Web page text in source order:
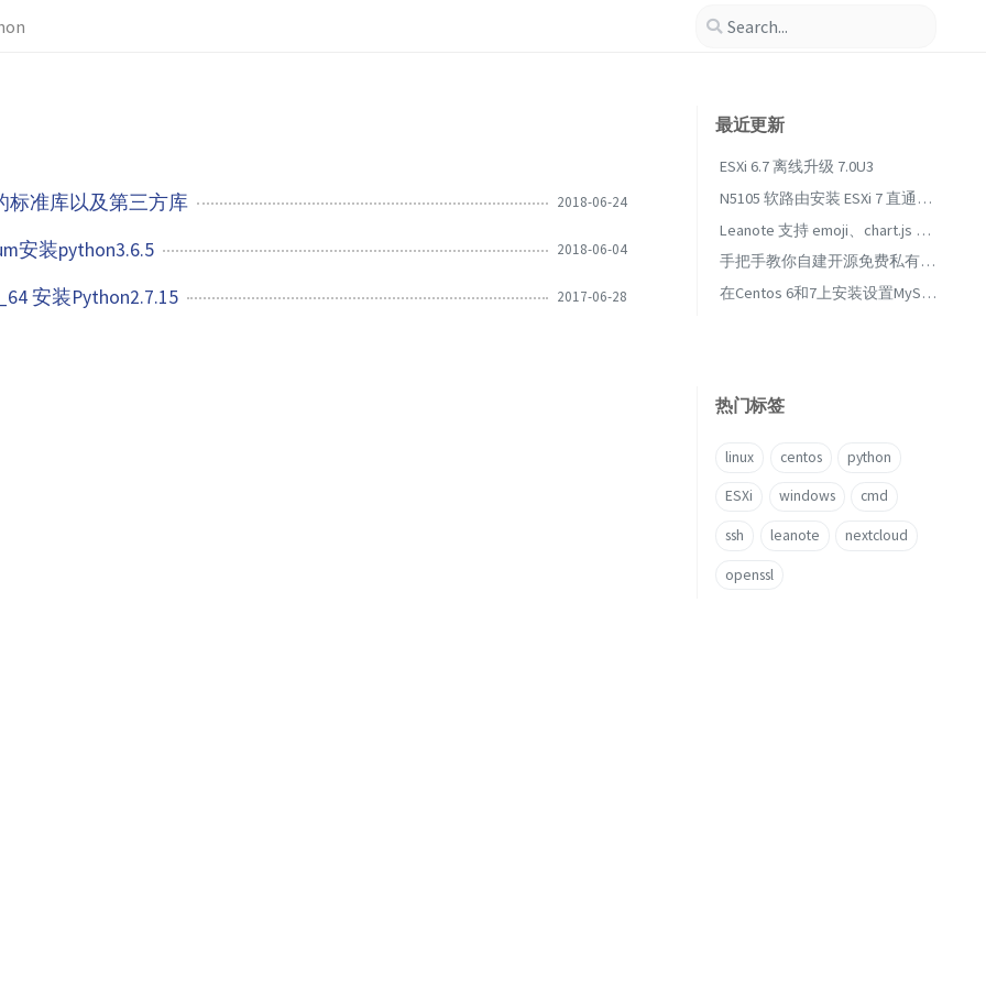
标准库以及第三方库 2018-06-24
安装python3.6.5 2018-06-04
安装Python2.7.15 2017-06-28
最近更新
ESXi 6.7 离线升级 7.0U3
N5105 软路由安装 ESXi 7 直通核
显给 Debian / Ubuntu 虚拟机通过
Docker 实现 jellyfin 硬件转码视
频文件（硬解/编码）
Leanote 支持 emoji、chart.js 以
及 mermaid
手把手教你自建开源免费私有云
盘服务nextcloud 14
在Centos 6和7上安装设置MySQL
热门标签
linux centos python
ESXi windows cmd
ssh leanote nextcloud
openssl